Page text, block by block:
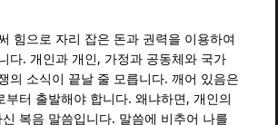
힘으로 자리 잡은 돈과 권력을 이용하여
다. 개인과 개인 , 가정과 공동체와 국가
의 소식이 끝날 줄 모릅니다. 깨어 있음은
부터 출발해야 합니다. 왜냐하면 , 개인의
복음 말씀입니다. 말씀에 비추어 나를